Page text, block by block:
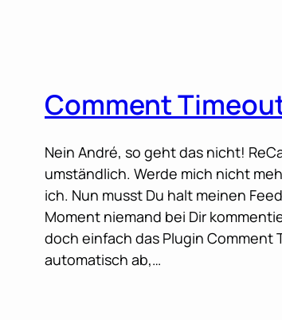
Comment
Nein André, so geht das nicht!
umständlich. Werde mich nicht
ich. Nun musst Du halt meinen
Moment niemand bei Dir
doch einfach das Plugin Comment
automatisch ab,…